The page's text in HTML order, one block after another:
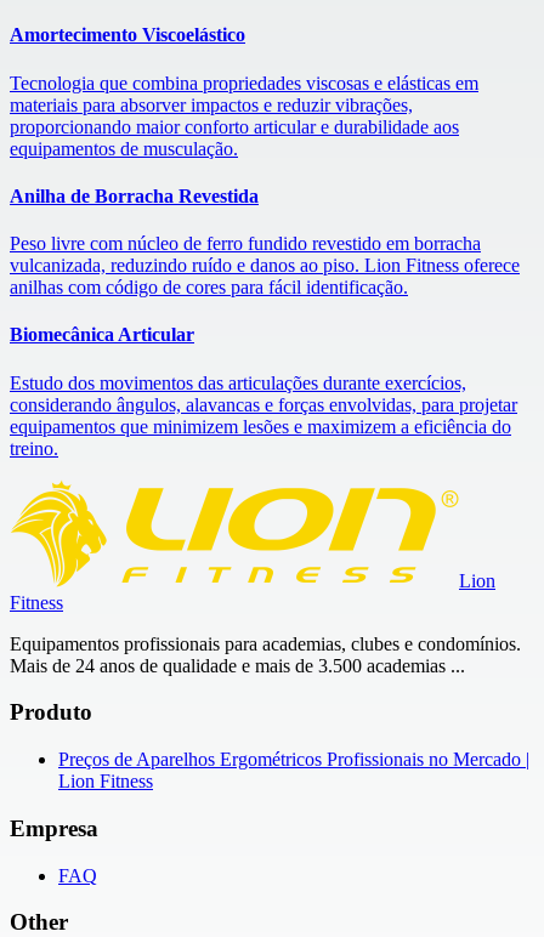
Amortecimento Viscoelástico
Tecnologia que combina propriedades viscosas e elásticas em
materiais para absorver impactos e reduzir vibrações,
proporcionando maior conforto articular e durabilidade aos
equipamentos de musculação.
Anilha de Borracha Revestida
Peso livre com núcleo de ferro fundido revestido em borracha
vulcanizada, reduzindo ruído e danos ao piso. Lion Fitness oferece
anilhas com código de cores para fácil identificação.
Biomecânica Articular
Estudo dos movimentos das articulações durante exercícios,
considerando ângulos, alavancas e forças envolvidas, para projetar
equipamentos que minimizem lesões e maximizem a eficiência do
treino.
Lion
Fitness
Equipamentos profissionais para academias, clubes e condomínios.
Mais de 24 anos de qualidade e mais de 3.500 academias ...
Produto
Preços de Aparelhos Ergométricos Profissionais no Mercado |
Lion Fitness
Empresa
FAQ
Other